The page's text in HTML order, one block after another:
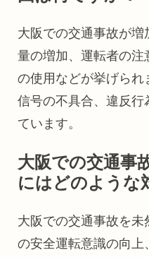
大阪での交通事故が
量の増加、運転者の
の使用などが挙げら
信号の不具合、違反行
ています。
大阪での交通事
にはどのような
大阪での交通事故を
の安全運転意識の向